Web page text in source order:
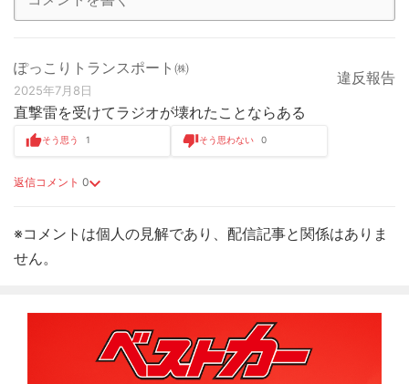
ぽっこりトランスポート㈱
2025年7月8日
違反報告
直撃雷を受けてラジオが壊れたことならある
返信コメント 0
そう思う 1 そう思わない 0
※コメントは個人の見解であり、配信記事と関係はありま
せん。